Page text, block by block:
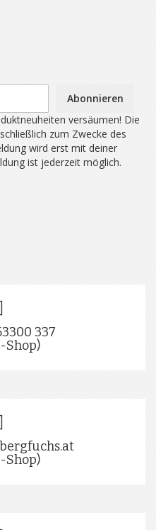
Abonnieren
versäumen! Die
zum Zwecke des
wird erst mit deiner
ist jederzeit möglich.
337
Shop)
Shop)